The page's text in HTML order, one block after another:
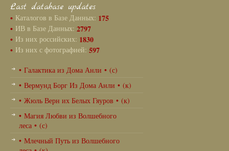
Last database updates
• Каталогов в Базе Данных: 175
• ИВ в Базе Данных: 2797
• Из них российских: 1830
• Из них с фотографией: 597
• Галактика из Дома Анли • (с)
• Вермунд Борг Из Дома Анли • (к)
• Жюль Верн их Белых Гяуров • (к)
• Магия Любви из Волшебного
леса • (с)
• Млечный Путь из Волшебного